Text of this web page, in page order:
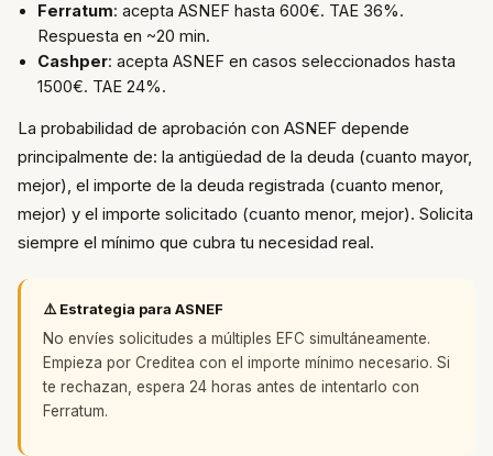
Ferratum: acepta ASNEF hasta 600€. TAE 36%.
Respuesta en ~20 min.
Cashper: acepta ASNEF en casos seleccionados hasta
1500€. TAE 24%.
La probabilidad de aprobación con ASNEF depende
principalmente de: la antigüedad de la deuda (cuanto mayor,
mejor), el importe de la deuda registrada (cuanto menor,
mejor) y el importe solicitado (cuanto menor, mejor). Solicita
siempre el mínimo que cubra tu necesidad real.
⚠️ Estrategia para ASNEF
No envíes solicitudes a múltiples EFC simultáneamente.
Empieza por Creditea con el importe mínimo necesario. Si
te rechazan, espera 24 horas antes de intentarlo con
Ferratum.